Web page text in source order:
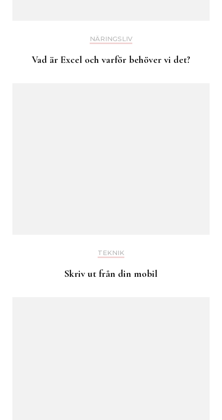
NÄRINGSLIV
Vad är Excel och varför behöver vi det?
TEKNIK
Skriv ut från din mobil